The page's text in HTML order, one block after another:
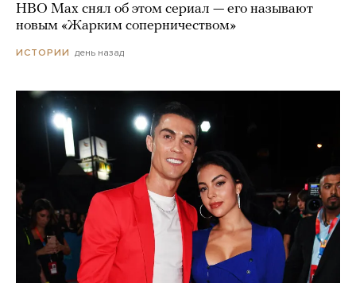
HBO Max снял об этом сериал — его называют
новым «Жарким соперничеством»
ИСТОРИИ день назад